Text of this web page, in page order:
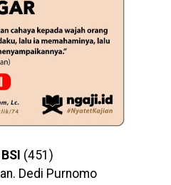
BSI (451)
an. Dedi Purnomo